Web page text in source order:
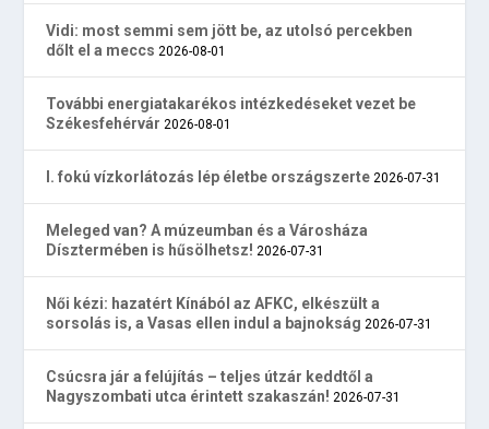
Vidi: most semmi sem jött be, az utolsó percekben
dőlt el a meccs 2026-08-01
További energiatakarékos intézkedéseket vezet be
Székesfehérvár 2026-08-01
I. fokú vízkorlátozás lép életbe országszerte 2026-07-31
Meleged van? A múzeumban és a Városháza
Dísztermében is hűsölhetsz! 2026-07-31
Női kézi: hazatért Kínából az AFKC, elkészült a
sorsolás is, a Vasas ellen indul a bajnokság 2026-07-31
Csúcsra jár a felújítás – teljes útzár keddtől a
Nagyszombati utca érintett szakaszán! 2026-07-31